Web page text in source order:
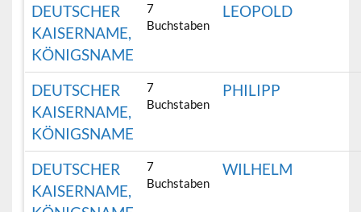
DEUTSCHER
KAISERNAME,
KÖNIGSNAME
7
Buchstaben
LEOPOLD
DEUTSCHER
KAISERNAME,
KÖNIGSNAME
7
Buchstaben
PHILIPP
DEUTSCHER
KAISERNAME,
7
Buchstaben
WILHELM